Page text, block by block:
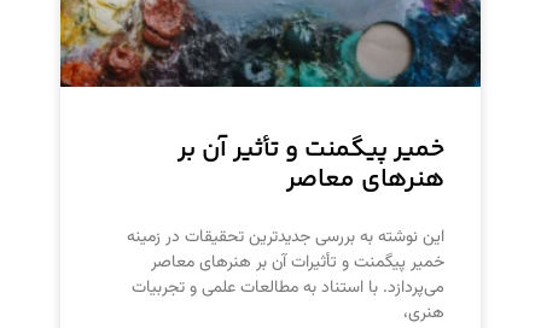
خمیر پیگمنت و تأثیر آن بر
هنرهای معاصر
این نوشته به بررسی جدیدترین تحقیقات در زمینه
خمیر پیگمنت و تأثیرات آن بر هنرهای معاصر
می‌پردازد. با استناد به مطالعات علمی و تجربیات
هنری،